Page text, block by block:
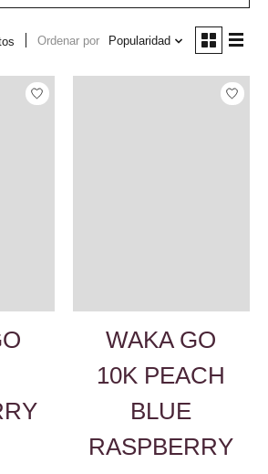
Ordenar por Popularidad
WAKA GO
10K PEACH
BLUE
RASPBERRY